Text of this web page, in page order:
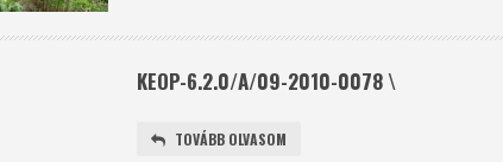
KEOP-6.2.0/A/09-2010-0078 \
TOVÁBB OLVASOM